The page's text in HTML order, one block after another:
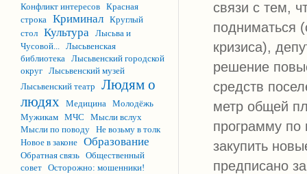
Конфликт интересов Красная
строка Криминал Круглый
стол Культура Лысьва и
Чусовой... Лысьвенская
библиотека Лысьвенский городской
округ Лысьвенский музей
Лысьвенский театр
Людям о
людях Медицина Молодёжь
Мужикам МЧС
Мысли вслух
Мысли по поводу Не возьму в толк
Новое в законе Образование
Обратная связь Общественный
совет Осторожно: мошенники!
связи с тем,
подниматься
кризиса),
решение
средств
метр общей
программу по
закупить
предписано